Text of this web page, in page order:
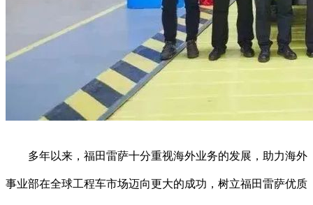
多年以来，福田雷萨十分重视海外业务的发展，助力海外
事业部在全球工程车市场迈向更大的成功，树立福田雷萨优质